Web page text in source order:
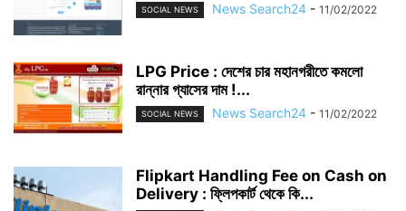
SOCIAL NEWS News Search24 - 11/02/2022
LPG Price : দেশের চার মহানগরীতে কমলো
রান্নার গ্যাসের দাম !...
SOCIAL NEWS News Search24 - 11/02/2022
Flipkart Handling Fee on Cash on
Delivery : ফ্লিপকার্ট থেকে কি...